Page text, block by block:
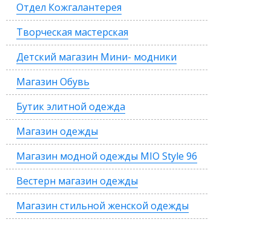
Отдел Кожгалантерея
Творческая мастерская
Детский магазин Мини- модники
Магазин Обувь
Бутик элитной одежда
Магазин одежды
Магазин модной одежды MIO Style 96
Вестерн магазин одежды
Магазин стильной женской одежды